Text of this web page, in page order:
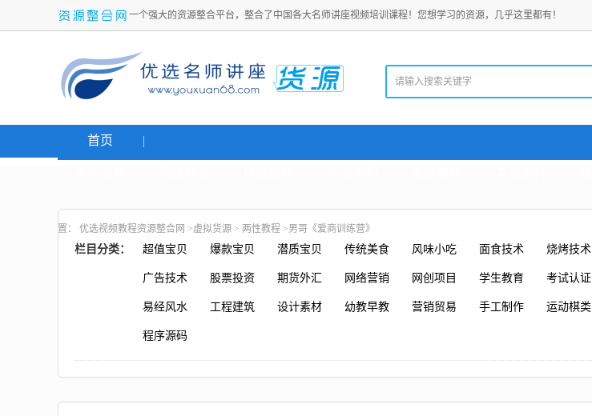
一个强大的资源整合平台，整合了中国各大名师讲座视频培训课程！您想学习的资源，几乎这里都有！
首页
置： 优选视频教程资源整合网 >虚拟货源 > 两性教程 >男哥《爱商训练营》
栏目分类： 超值宝贝 爆款宝贝 潜质宝贝 传统美食 风味小吃 面食技术 烧烤技术
广告技术 股票投资 期货外汇 网络营销 网创项目 学生教育 考试认证
易经风水 工程建筑 设计素材 幼教早教 营销贸易 手工制作 运动棋类
程序源码